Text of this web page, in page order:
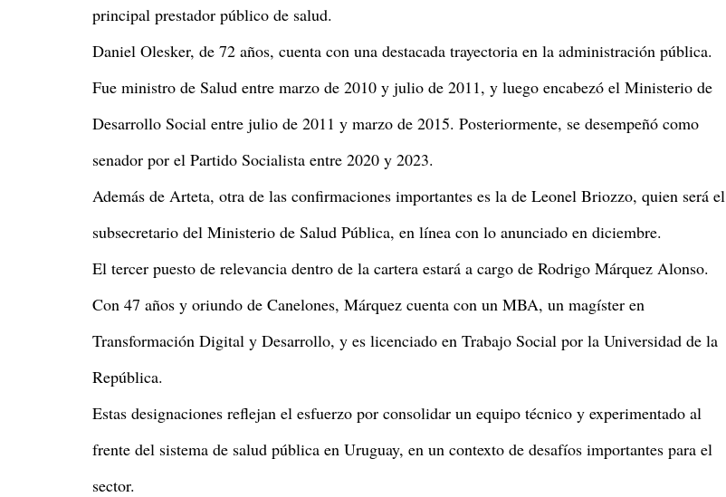
principal prestador público de salud.
Daniel Olesker, de 72 años, cuenta con una destacada trayectoria en la administración pública.
Fue ministro de Salud entre marzo de 2010 y julio de 2011, y luego encabezó el Ministerio de
Desarrollo Social entre julio de 2011 y marzo de 2015. Posteriormente, se desempeñó como
senador por el Partido Socialista entre 2020 y 2023.
Además de Arteta, otra de las confirmaciones importantes es la de Leonel Briozzo, quien será el
subsecretario del Ministerio de Salud Pública, en línea con lo anunciado en diciembre.
El tercer puesto de relevancia dentro de la cartera estará a cargo de Rodrigo Márquez Alonso.
Con 47 años y oriundo de Canelones, Márquez cuenta con un MBA, un magíster en
Transformación Digital y Desarrollo, y es licenciado en Trabajo Social por la Universidad de la
República.
Estas designaciones reflejan el esfuerzo por consolidar un equipo técnico y experimentado al
frente del sistema de salud pública en Uruguay, en un contexto de desafíos importantes para el
sector.